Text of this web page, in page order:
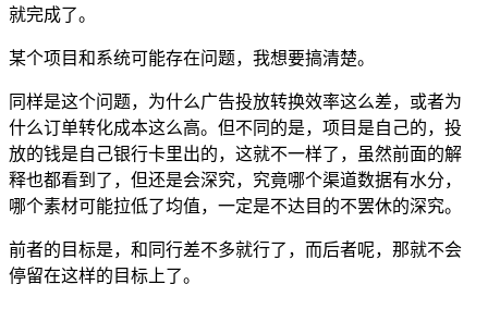
就完成了。
某个项目和系统可能存在问题，我想要搞清楚。
同样是这个问题，为什么广告投放转换效率这么差，或者为
什么订单转化成本这么高。但不同的是，项目是自己的，投
放的钱是自己银行卡里出的，这就不一样了，虽然前面的解
释也都看到了，但还是会深究，究竟哪个渠道数据有水分，
哪个素材可能拉低了均值，一定是不达目的不罢休的深究。
前者的目标是，和同行差不多就行了，而后者呢，那就不会
停留在这样的目标上了。